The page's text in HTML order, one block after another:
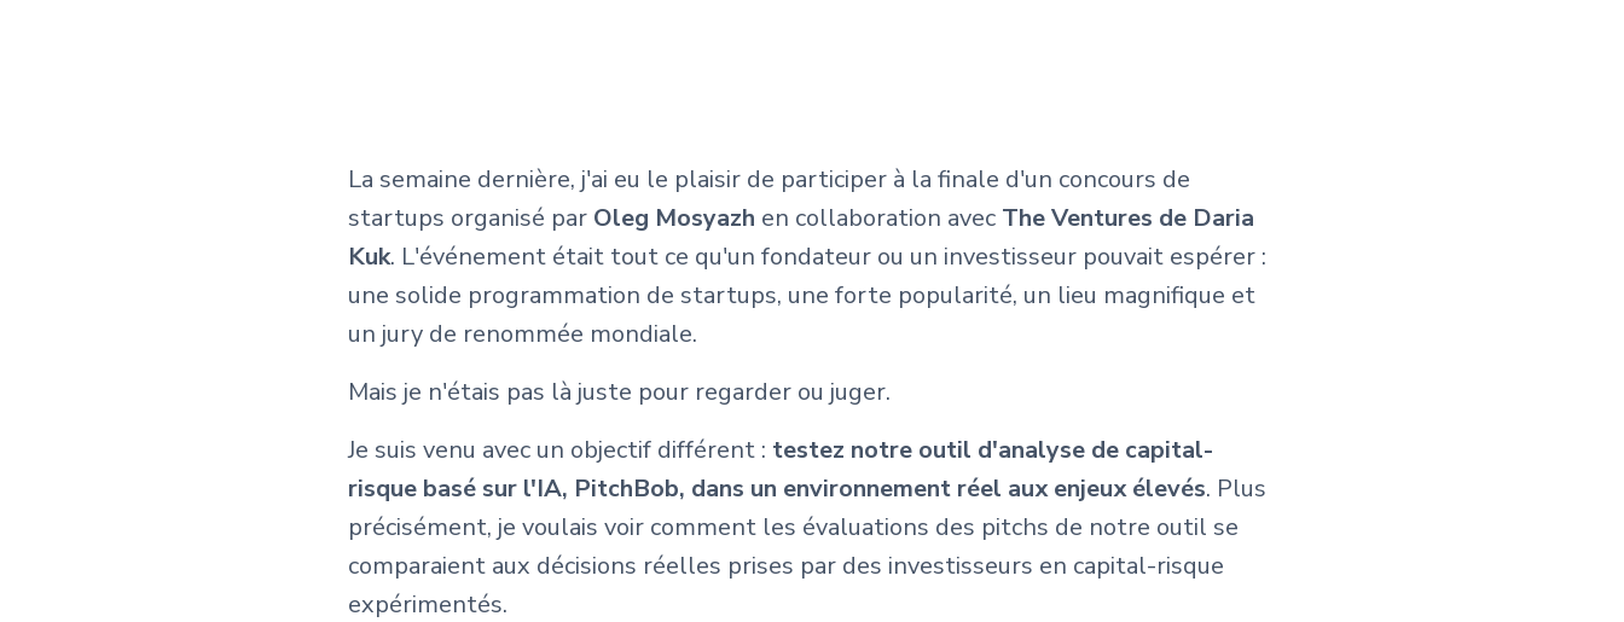
La semaine dernière, j'ai eu le plaisir de participer à la finale d'un concours de
startups organisé par Oleg Mosyazh en collaboration avec The Ventures de Daria
Kuk. L'événement était tout ce qu'un fondateur ou un investisseur pouvait espérer :
une solide programmation de startups, une forte popularité, un lieu magnifique et
un jury de renommée mondiale.
Mais je n'étais pas là juste pour regarder ou juger.
Je suis venu avec un objectif différent : testez notre outil d'analyse de capital-
risque basé sur l'IA, PitchBob, dans un environnement réel aux enjeux élevés. Plus
précisément, je voulais voir comment les évaluations des pitchs de notre outil se
comparaient aux décisions réelles prises par des investisseurs en capital-risque
expérimentés.